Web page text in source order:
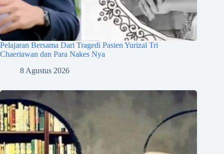
Pelajaran Bersama Dari Tragedi Pasien Yurizal Tri
Chaeriawan dan Para Nakes Nya
8 Agustus 2026